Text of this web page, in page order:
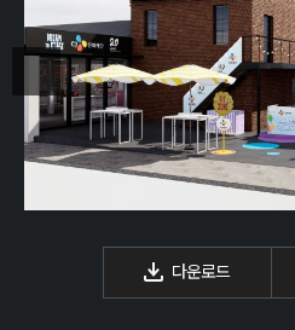
다운로드